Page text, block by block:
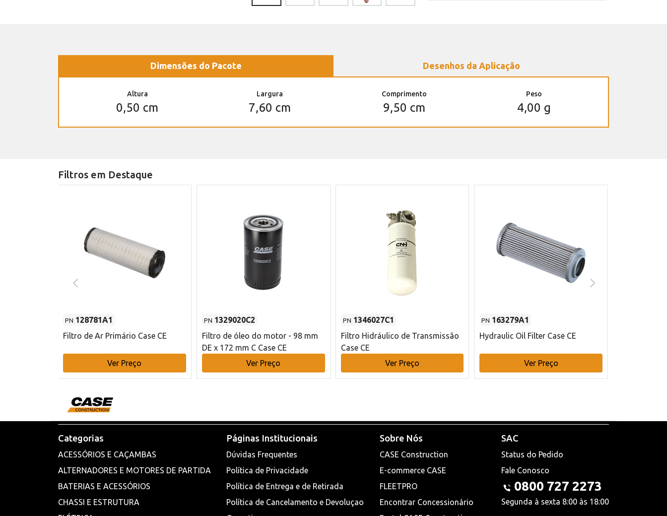
Dimensões do Pacote Desenhos da Aplicação
Altura
0,50 cm
Largura
7,60 cm
Comprimento
9,50 cm
Peso
4,00 g
Filtros em Destaque
PN 128781A1
Filtro de Ar Primário Case CE
Ver Preço
PN 1329020C2
Filtro de óleo do motor - 98 mm
DE x 172 mm C Case CE
Ver Preço
PN 1346027C1
Filtro Hidráulico de Transmissão
Case CE
Ver Preço
PN 163279A1
Hydraulic Oil Filter Case CE
Ver Preço
Categorias
ACESSÓRIOS E CAÇAMBAS
ALTERNADORES E MOTORES DE PARTIDA
BATERIAS E ACESSÓRIOS
CHASSI E ESTRUTURA
Páginas Institucionais
Dúvidas Frequentes
Política de Privacidade
Política de Entrega e de Retirada
Política de Cancelamento e Devoluçao
Sobre Nós
CASE Construction
E-commerce CASE
FLEETPRO
Encontrar Concessionário
SAC
Status do Pedido
Fale Conosco
0800 727 2273
Segunda à sexta 8:00 às 18:00